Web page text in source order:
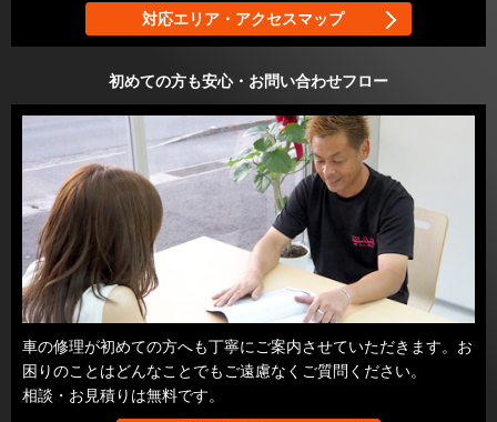
対応エリア・アクセスマップ
初めての方も安心・お問い合わせフロー
車の修理が初めての方へも丁寧にご案内させていただきます。お
困りのことはどんなことでもご遠慮なくご質問ください。
相談・お見積りは無料です。